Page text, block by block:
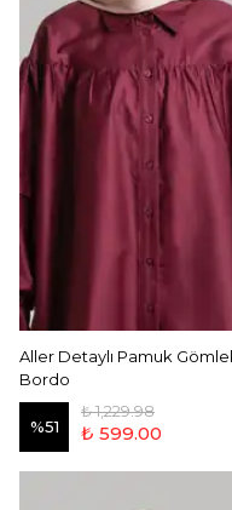
Aller Detaylı Pamuk
Bordo
%51
₺ 1,229.98
₺ 599.00